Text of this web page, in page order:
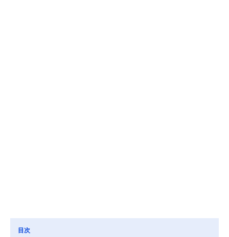
目次